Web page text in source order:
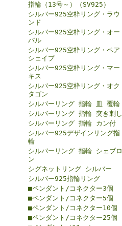
指輪（13号～）（SV925）
シルバー925空枠リング・ラウ
ンド
シルバー925空枠リング・オー
バル
シルバー925空枠リング・ペア
シェイプ
シルバー925空枠リング・マー
キス
シルバー925空枠リング・オク
タゴン
シルバーリング 指輪 皿 覆輪
シルバーリング 指輪 突き刺し
シルバーリング 指輪 カン付
シルバー925デザインリング指
輪
シルバーリング 指輪 シェブロ
ン
シグネットリング シルバー
シルバー925指輪リング
■ペンダント/コネクター3個
■ペンダント/コネクター5個
■ペンダント/コネクター10個
■ペンダント/コネクター25個